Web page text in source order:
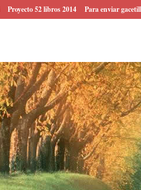
Proyecto 52 libros 2014 Para enviar